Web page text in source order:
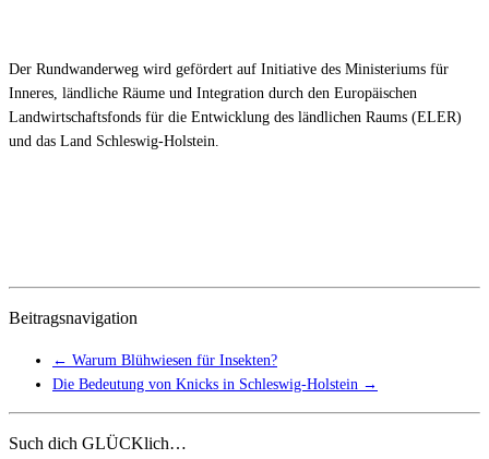
Der Rundwanderweg wird gefördert auf Initiative des Ministeriums für
Inneres, ländliche Räume und Integration durch den Europäischen
Landwirtschaftsfonds für die Entwicklung des ländlichen Raums (ELER)
und das Land Schleswig-Holstein.
Beitragsnavigation
← Warum Blühwiesen für Insekten?
Die Bedeutung von Knicks in Schleswig-Holstein →
Such dich GLÜCKlich…